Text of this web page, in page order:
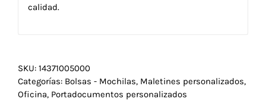
calidad.
SKU: 14371005000
Categorías: Bolsas - Mochilas, Maletines personalizados,
Oficina, Portadocumentos personalizados